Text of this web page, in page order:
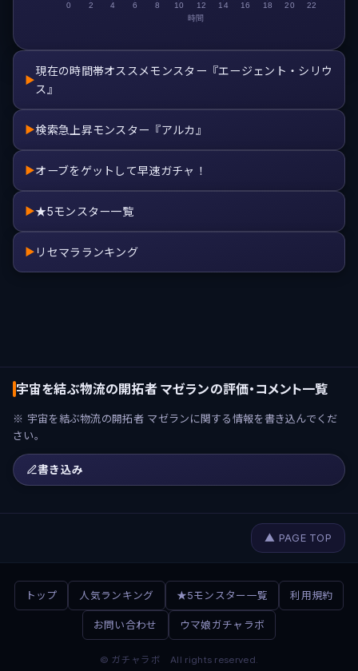
時間
0 2 4 6 8 10 12 14 16 18 20 22
▶
現在の時間帯オススメモンスター『エージェント・シリウ
ス』
▶検索急上昇モンスター『アルカ』
▶オーブをゲットして早速ガチャ！
▶★5モンスター一覧
▶ リセマラランキング
宇宙を結ぶ物流の開拓者 マゼランの評価・コメント一覧
※ 宇宙を結ぶ物流の開拓者 マゼランに関する情報を書き込んでくだ
さい。
書き込み
▲ PAGE TOP
トップ 人気ランキング ★5モンスター一覧 利用規約
お問い合わせ ウマ娘ガチャラボ
© ガチャラボ All rights reserved.